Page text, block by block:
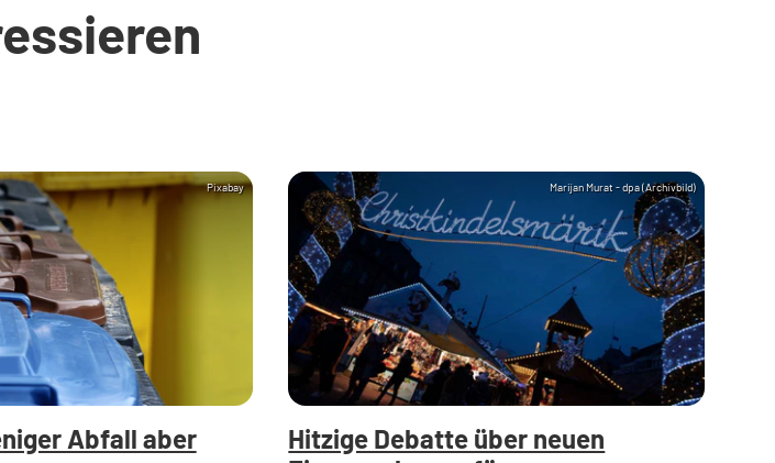
Pixabay
Abfall aber
Marijan Murat - dpa (Archivbild)
Hitzige Debatte über neuen